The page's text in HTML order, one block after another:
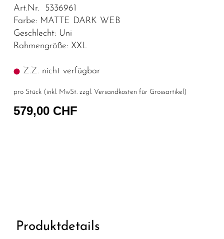
Art.Nr. 5336961
Farbe: MATTE DARK WEB
Geschlecht: Uni
Rahmengröße: XXL
Z.Z. nicht verfügbar
pro Stück (inkl. MwSt. zzgl. Versandkosten für Grossartikel )
579,00 CHF
Produktdetails